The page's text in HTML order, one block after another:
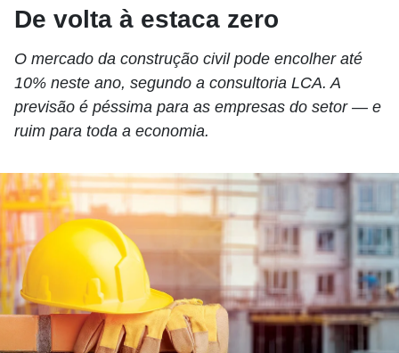
De volta à estaca zero
O mercado da construção civil pode encolher até
10% neste ano, segundo a consultoria LCA. A
previsão é péssima para as empresas do setor — e
ruim para toda a economia.